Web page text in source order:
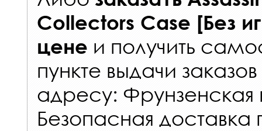
Collectors Case [Без
цене и получить
пункте выдачи заказов
адресу: Фрунзенская
Безопасная